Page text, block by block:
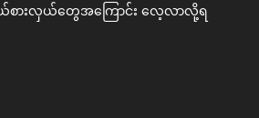
စားလှယ်​တွေအ​ကြောင်း ​လေ့လာလို့ရ